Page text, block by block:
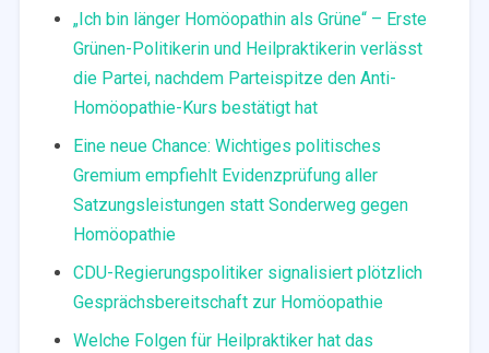
„Ich bin länger Homöopathin als Grüne“ – Erste
Grünen-Politikerin und Heilpraktikerin verlässt
die Partei, nachdem Parteispitze den Anti-
Homöopathie-Kurs bestätigt hat
Eine neue Chance: Wichtiges politisches
Gremium empfiehlt Evidenzprüfung aller
Satzungsleistungen statt Sonderweg gegen
Homöopathie
CDU-Regierungspolitiker signalisiert plötzlich
Gesprächsbereitschaft zur Homöopathie
Welche Folgen für Heilpraktiker hat das